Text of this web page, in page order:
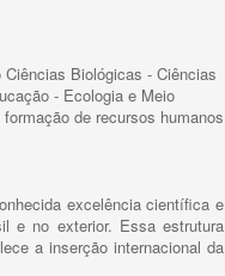
Biológicas - Ciências
- Ecologia e Meio
de recursos humanos
excelência científica e
e no exterior. Essa estrutura
a inserção internacional da